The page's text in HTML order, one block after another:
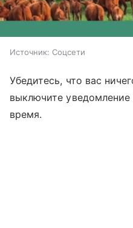
Источник: Соцсети
Убедитесь, что вас
выключите уведомление
время.